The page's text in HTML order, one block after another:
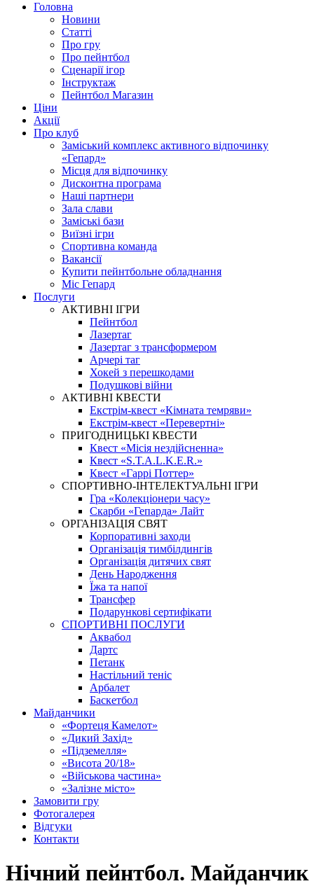
Головна
Новини
Статті
Про гру
Про пейнтбол
Сценарії ігор
Інструктаж
Пейнтбол Магазин
Ціни
Акції
Про клуб
Заміський комплекс активного відпочинку
«Гепард»
Місця для відпочинку
Дисконтна програма
Наші партнери
Зала слави
Заміські бази
Виїзні ігри
Спортивна команда
Вакансії
Купити пейнтбольне обладнання
Міс Гепард
Послуги
АКТИВНІ ІГРИ
Пейнтбол
Лазертаг
Лазертаг з трансформером
Арчері таг
Хокей з перешкодами
Подушкові війни
АКТИВНІ КВЕСТИ
Екстрім-квест «Кімната темряви»
Екстрім-квест «Перевертні»
ПРИГОДНИЦЬКІ КВЕСТИ
Квест «Місія нездійсненна»
Квест «S.T.A.L.K.E.R.»
Квест «Гаррі Поттер»
СПОРТИВНО-ІНТЕЛЕКТУАЛЬНІ ІГРИ
Гра «Колекціонери часу»
Скарби «Гепарда» Лайт
ОРГАНІЗАЦІЯ СВЯТ
Корпоративні заходи
Організація тимбілдингів
Організація дитячих свят
День Народження
Їжа та напої
Трансфер
Подарункові сертифікати
СПОРТИВНІ ПОСЛУГИ
Аквабол
Дартс
Петанк
Настільний теніс
Арбалет
Баскетбол
Майданчики
«Фортеця Камелот»
«Дикий Захід»
«Підземелля»
«Висота 20/18»
«Військова частина»
«Залізне місто»
Замовити гру
Фотогалерея
Відгуки
Контакти
Нічний пейнтбол. Майданчик